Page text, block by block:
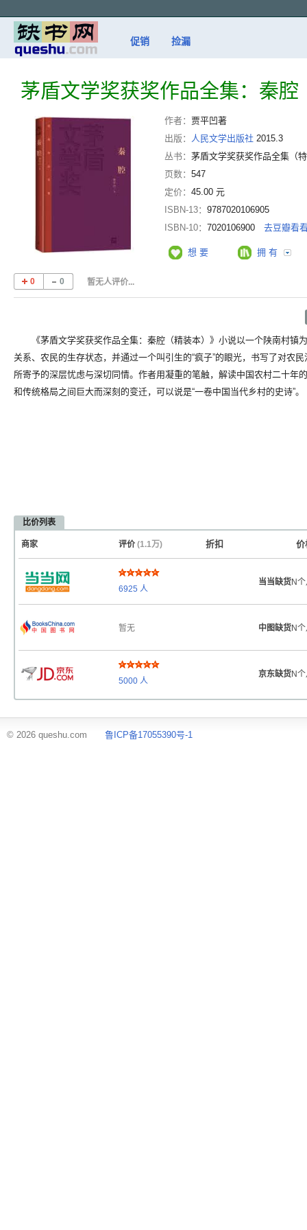
促销 捡漏
茅盾文学奖获奖作品全集：秦腔
作者： 贾平凹著
出版： 人民文学出版社 2015.3
丛书： 茅盾文学奖获奖作品全集（
页数： 547
定价： 45.00 元
ISBN-13： 9787020106905
ISBN-10： 7020106900 去豆瓣看
想 要 拥 有
0 0 暂无人评价...
《茅盾文学奖获奖作品全集：秦腔（精装本）》小说以一个陕南村镇
关系、农民的生存状态，并通过一个叫引生的“疯子”的眼光，书写了对农
所寄予的深层忧虑与深切同情。作者用凝重的笔触，解读中国农村二十年
和传统格局之间巨大而深刻的变迁，可以说是“一卷中国当代乡村的史诗”。
比价列表
商家 评价 (1.1万) 折扣 价
6925 人
当当缺货N
暂无 中图缺货N
5000 人
京东缺货N
© 2026 queshu.com 鲁ICP备17055390号-1